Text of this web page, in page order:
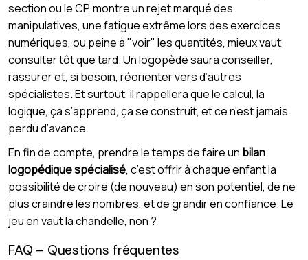
section ou le CP, montre un rejet marqué des
manipulatives, une fatigue extrême lors des exercices
numériques, ou peine à "voir" les quantités, mieux vaut
consulter tôt que tard. Un logopède saura conseiller,
rassurer et, si besoin, réorienter vers d’autres
spécialistes. Et surtout, il rappellera que le calcul, la
logique, ça s’apprend, ça se construit, et ce n’est jamais
perdu d’avance.
En fin de compte, prendre le temps de faire un bilan
logopédique spécialisé, c’est offrir à chaque enfant la
possibilité de croire (de nouveau) en son potentiel, de ne
plus craindre les nombres, et de grandir en confiance. Le
jeu en vaut la chandelle, non ?
FAQ – Questions fréquentes